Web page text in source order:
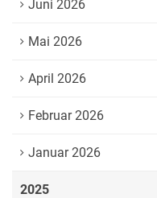
Juni 2026
Mai 2026
April 2026
Februar 2026
Januar 2026
2025